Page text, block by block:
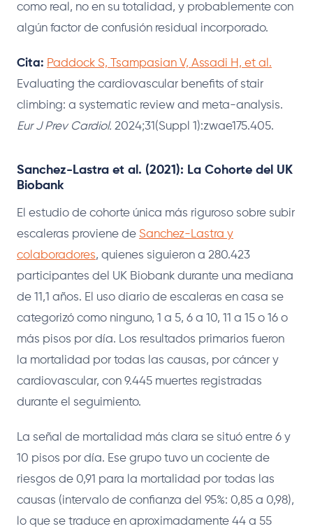
como real, no en su totalidad, y probablemente con
algún factor de confusión residual incorporado.
Cita: Paddock S, Tsampasian V, Assadi H, et al.
Evaluating the cardiovascular benefits of stair
climbing: a systematic review and meta-analysis.
Eur J Prev Cardiol. 2024;31(Suppl 1):zwae175.405.
Sanchez-Lastra et al. (2021): La Cohorte del UK
Biobank
El estudio de cohorte única más riguroso sobre subir
escaleras proviene de Sanchez-Lastra y
colaboradores, quienes siguieron a 280.423
participantes del UK Biobank durante una mediana
de 11,1 años. El uso diario de escaleras en casa se
categorizó como ninguno, 1 a 5, 6 a 10, 11 a 15 o 16 o
más pisos por día. Los resultados primarios fueron
la mortalidad por todas las causas, por cáncer y
cardiovascular, con 9.445 muertes registradas
durante el seguimiento.
La señal de mortalidad más clara se situó entre 6 y
10 pisos por día. Ese grupo tuvo un cociente de
riesgos de 0,91 para la mortalidad por todas las
causas (intervalo de confianza del 95%: 0,85 a 0,98),
lo que se traduce en aproximadamente 44 a 55